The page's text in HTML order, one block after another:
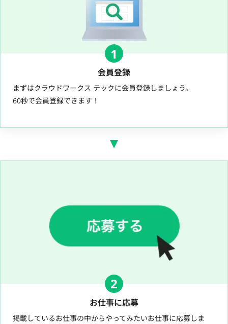
1
会員登録
まずはクラウドワークス テックに会員登録しましょう。
60秒で会員登録できます！
2
お仕事に応募
掲載しているお仕事の中からやってみたいお仕事に応募しま